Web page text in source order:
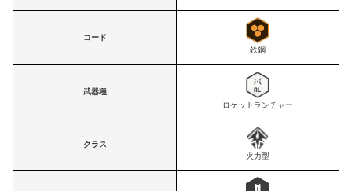
コード
鉄鋼
武器種
ロケットランチャー
クラス
火力型